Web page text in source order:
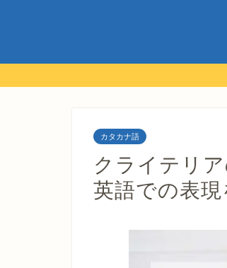
カタカナ語
クライテリ
英語での表現